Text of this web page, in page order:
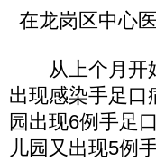
在龙岗区中心
从上个月开始
出现感染手足口
园出现6例手足
儿园又出现5例